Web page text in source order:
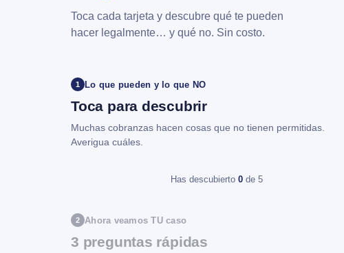
Toca cada tarjeta y descubre qué te pueden
hacer legalmente… y qué no. Sin costo.
1 Lo que pueden y lo que NO
Toca para descubrir
Muchas cobranzas hacen cosas que no tienen permitidas.
Averigua cuáles.
Has descubierto 0 de 5
2 Ahora veamos TU caso
3 preguntas rápidas